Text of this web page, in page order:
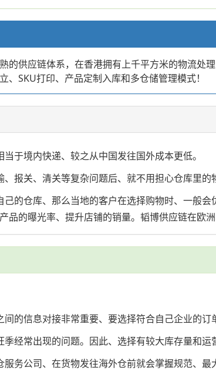
的供应链体系，在香港拥有上千平方米的物流
SKU打印、产品定制入库和多仓储管理模式！
于境内快递、较之从中国发往国外成本更低。
报关、清关等复杂问题后、就不用担心仓库里的
的仓库、那么当地的客户在选择购物时、一般
的曝光率、提升店铺的销量。韬博供应链在欧
的信息对接非常重要、要选择符合自己企业的
经常出现的问题。因此、选择有较大库存量和运
务公司、在货物发往海外仓前就会掌握规范、